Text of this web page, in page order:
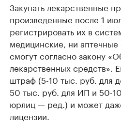
Закупать лекарственные
произведенные после 1
регистрировать их в
медицинские, ни аптечные
смогут согласно закону
лекарственных средств».
штраф (5-10 тыс. руб. для
50 тыс. руб. для ИП и 50-
юрлиц — ред.) и может
лицензии.